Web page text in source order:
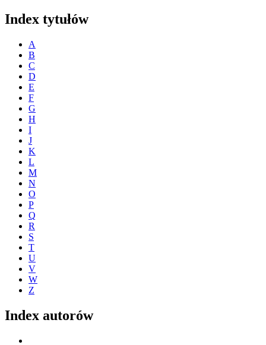
Index tytułów
A
B
C
D
E
F
G
H
I
J
K
L
M
N
O
P
Q
R
S
T
U
V
W
Z
Index autorów